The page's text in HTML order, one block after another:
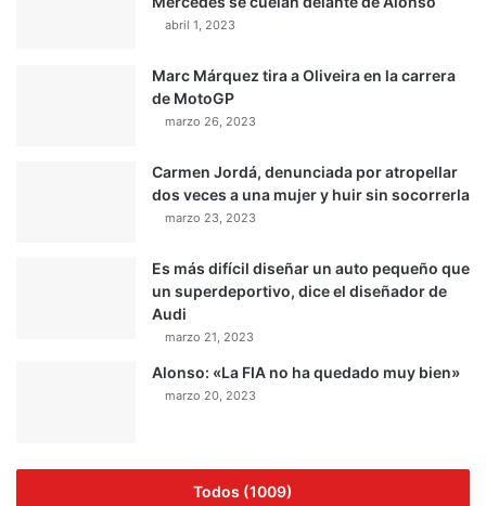
abril 1, 2023
Marc Márquez tira a Oliveira en la carrera
de MotoGP
marzo 26, 2023
Carmen Jordá, denunciada por atropellar
dos veces a una mujer y huir sin socorrerla
marzo 23, 2023
Es más difícil diseñar un auto pequeño que
un superdeportivo, dice el diseñador de
Audi
marzo 21, 2023
Alonso: «La FIA no ha quedado muy bien»
marzo 20, 2023
Todos (1009)